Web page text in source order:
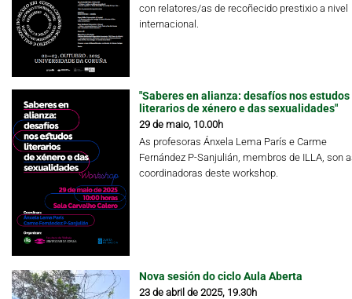
con relatores/as de recoñecido prestixio a nivel
internacional.
"Saberes en alianza: desafíos nos estudos
literarios de xénero e das sexualidades"
29 de maio, 10.00h
As profesoras Ánxela Lema París e Carme
Fernández P-Sanjulián, membros de ILLA, son
coordinadoras deste workshop.
Nova sesión do ciclo Aula Aberta
23 de abril de 2025, 19.30h